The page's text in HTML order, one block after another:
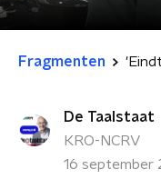
Fragmenten
De Taalstaat
KRO-NCRV
16 september